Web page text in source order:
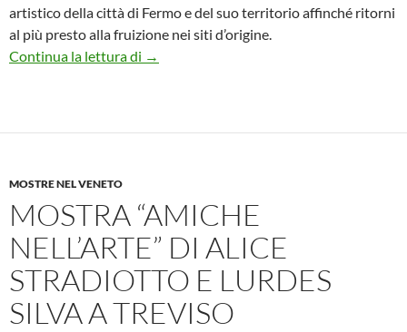
artistico della città di Fermo e del suo territorio affinché ritorni
al più presto alla fruizione nei siti d’origine.
Continua la lettura di
Mostra Dai Crivelli a Rubens a Roma
→
MOSTRE NEL VENETO
MOSTRA “AMICHE
NELL’ARTE” DI ALICE
STRADIOTTO E LURDES
SILVA A TREVISO